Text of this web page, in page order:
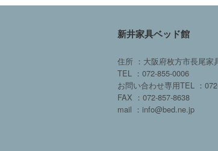
新井家具ベッド館
住所 ：大阪府枚方市長尾家
TEL ：072-855-0006
お問い合わせ専用TEL ：
FAX ：072-857-8638
mail ：info@bed.ne.jp